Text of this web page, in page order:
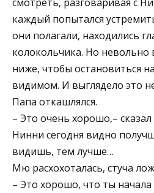
каждый попытался
они полагали, находились
колокольчика. Но невольно
ниже, чтобы остановиться
видимом. И выглядело это
Папа откашлялся.
– Это очень хорошо,–
Нинни сегодня видно
видишь, тем лучше…
Мю расхохоталась, стуча
– Это хорошо, что ты начала